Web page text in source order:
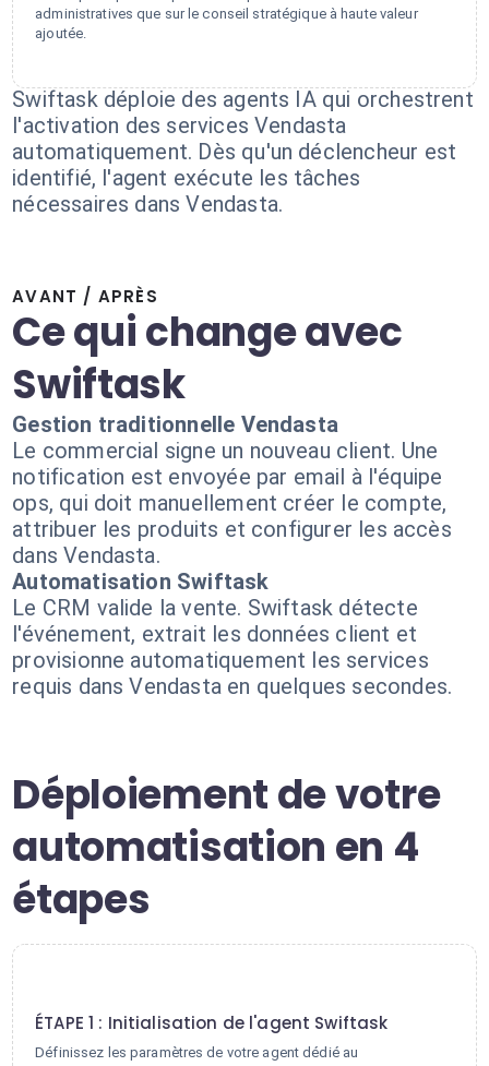
administratives que sur le conseil stratégique à haute valeur
ajoutée.
Swiftask déploie des agents IA qui orchestrent
l'activation des services Vendasta
automatiquement. Dès qu'un déclencheur est
identifié, l'agent exécute les tâches
nécessaires dans Vendasta.
AVANT / APRÈS
Ce qui change avec
Swiftask
Gestion traditionnelle Vendasta
Le commercial signe un nouveau client. Une
notification est envoyée par email à l'équipe
ops, qui doit manuellement créer le compte,
attribuer les produits et configurer les accès
dans Vendasta.
Automatisation Swiftask
Le CRM valide la vente. Swiftask détecte
l'événement, extrait les données client et
provisionne automatiquement les services
requis dans Vendasta en quelques secondes.
Déploiement de votre
automatisation en 4
étapes
ÉTAPE 1 : Initialisation de l'agent Swiftask
Définissez les paramètres de votre agent dédié au